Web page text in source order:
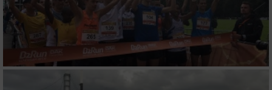
Erstellung von Profilen für personalisierte
Verwendung von Profilen zur Auswahl
personalisierter Werbung